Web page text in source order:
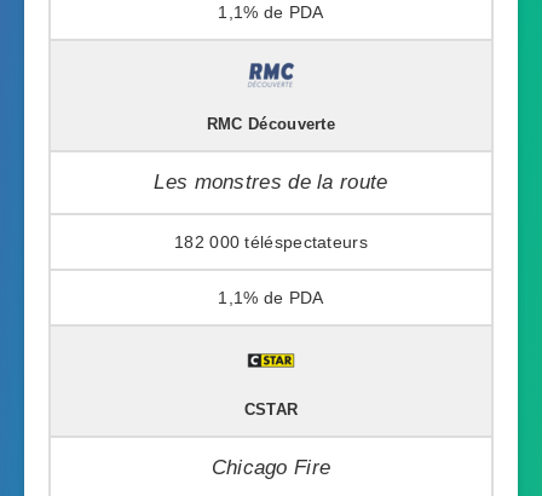
1,1%
RMC Découverte
Les monstres de la route
182 000
1,1%
CSTAR
Chicago Fire